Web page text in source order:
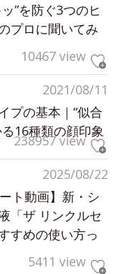
”を防ぐ3つのヒ
プロに聞いてみ
10467 view
2021/08/11
プの基本｜“似合
る16種類の顔印象
238957 view
2025/08/22
ト動画】新・シ
「ザ リンクルセ
すめの使い方っ
5411 view